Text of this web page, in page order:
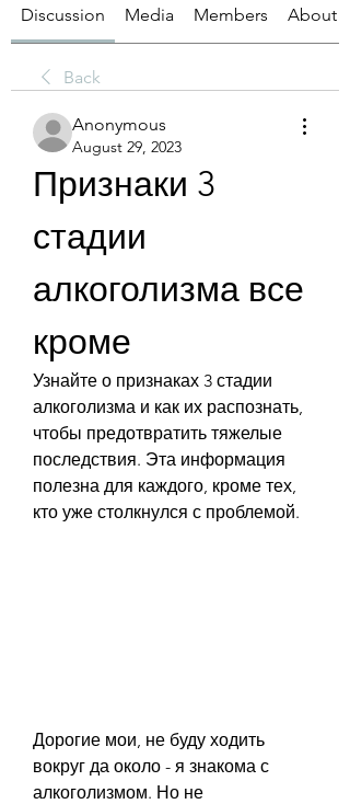
Discussion Media Members About
Back
Anonymous
August 29, 2023
Признаки 3
стадии
алкоголизма все
кроме
Узнайте о признаках 3 стадии
алкоголизма и как их распознать,
чтобы предотвратить тяжелые
последствия. Эта информация
полезна для каждого, кроме тех,
кто уже столкнулся с проблемой.
Дорогие мои, не буду ходить
вокруг да около - я знакома с
алкоголизмом. Но не